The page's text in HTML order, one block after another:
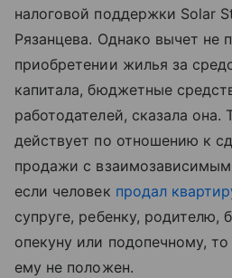
налоговой поддержки Solar
Рязанцева. Однако вычет не
приобретении жилья за
капитала, бюджетные
работодателей, сказала она.
действует по отношению к
продажи с
если человек продал
супруге, ребенку, родителю,
опекуну или подопечному,
ему не положен.